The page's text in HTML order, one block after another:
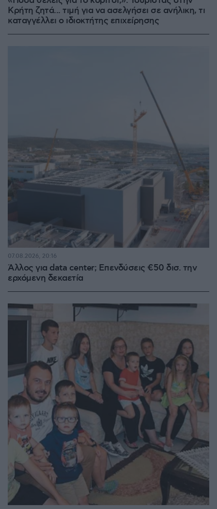
Κρήτη ζητά... τιμή για να ασελγήσει σε ανήλικη, τι
καταγγέλλει ο ιδιοκτήτης επιχείρησης
Άλλος για data center; Επενδύσεις €50 δισ. την
ερχόμενη δεκαετία
07.08.2026, 20:16